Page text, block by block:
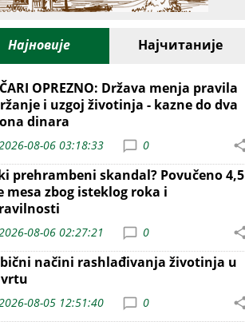
Најновије Најчитаније
OPREZNO: Država menja pravila
i uzgoj životinja - kazne do dva
dinara
08-06 03:18:33 0
prehrambeni skandal? Povučeno 4,5
mesa zbog isteklog roka i
08-06 02:27:21 0
načini rashlađivanja životinja u
vrtu
08-05 12:51:40 0